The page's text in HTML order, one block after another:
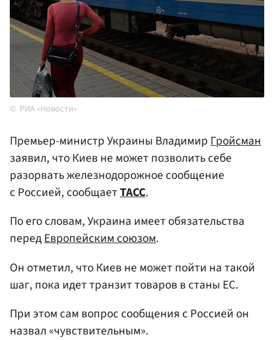
РИА «Новости»
Премьер-министр Украины ВладимирГройсман
заявил, что Киев не может позволить себе
разорвать железнодорожное сообщение
с Россией, сообщаетТАСС.
По его словам, Украина имеет обязательства
передЕвропейским союзом.
Он отметил, что Киев не может пойти на такой
шаг, пока идет транзит товаров в станы ЕС.
При этом сам вопрос сообщения с Россией он
назвал «чувствительным».